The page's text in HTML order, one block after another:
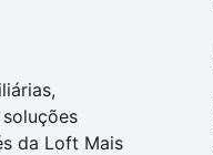
da Loft Mais